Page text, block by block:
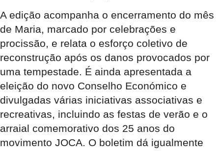
A edição acompanha o encerramento do mês
de Maria, marcado por celebrações e
procissão, e relata o esforço coletivo de
reconstrução após os danos provocados por
uma tempestade. É ainda apresentada a
eleição do novo Conselho Económico e
divulgadas várias iniciativas associativas e
recreativas, incluindo as festas de verão e o
arraial comemorativo dos 25 anos do
movimento JOCA. O boletim dá igualmente